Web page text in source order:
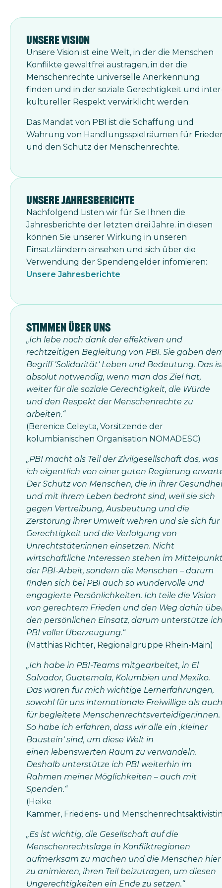
Unsere Vision
Unsere Vision ist eine Welt, in der die Menschen
Konflikte gewaltfrei aus­tragen, in der die
Menschenrechte uni­verselle Anerkennung
finden und in der soziale Gerechtigkeit und
kultureller Respekt verwirklicht werden.
Das Mandat von PBI ist die Schaffung und
Wahrung von Handlungsspiel­räumen für
und den Schutz der Menschenrechte.
Unsere Jahresberichte
Nachfolgend Listen wir für Sie Ihnen die
Jahresberichte der letzten drei Jahre. in diesen
können Sie unserer Wirkung in unseren
Einsatzländern einsehen und sich über die
Verwendung der Spendengelder infomieren:
Unsere Jahresberichte
Stimmen über uns
„Ich lebe noch dank der effektiven und
rechtzeitigen Begleitung von PBI. Sie gaben
Begriff ‘Solidarität‘ Leben und Bedeutung. Das
absolut notwendig, wenn man das Ziel hat,
weiter für die soziale Gerechtigkeit, die Würde
und den Respekt der Menschenrechte zu
arbeiten.“
(Berenice Celeyta, Vorsitzende der
kolumbianischen Organisation NOMADESC)
„PBI macht als Teil der Zivilgesellschaft das, was
ich eigentlich von einer guten Regierung
Der Schutz von Menschen, die in ihrer
und mit ihrem Leben bedroht sind, weil sie sich
gegen Vertreibung, Ausbeutung und die
Zerstörung ihrer Umwelt wehren und sie sich für
Gerechtigkeit und die Verfolgung von
Unrechtstäter:innen einsetzen. Nicht
wirtschaftliche Interessen stehen im
der PBI-Arbeit, sondern die Menschen – darum
finden sich bei PBI auch so wundervolle und
engagierte Persönlichkeiten. Ich teile die Vision
von gerechtem Frieden und den Weg dahin
den persönlichen Einsatz, darum unterstütze ich
PBI voller Überzeugung.“
(Matthias Richter, Regionalgruppe Rhein-Main)
„Ich habe in PBI-Teams mitgearbeitet, in El
Salvador, Guatemala, Kolumbien und Mexiko.
Das waren für mich wichtige Lernerfahrungen,
sowohl für uns internationale Freiwillige als auch
für begleitete Menschenrechtsverteidiger:innen.
So habe ich erfahren, dass wir alle ein ‚kleiner
Baustein‘ sind, um diese Welt in
einen lebenswerten Raum zu verwandeln.
Deshalb unterstütze ich PBI weiterhin im
Rahmen meiner Möglichkeiten – auch mit
Spenden.“
(Heike
Kammer, Friedens- und
„Es ist wichtig, die Gesellschaft auf die
Menschenrechtslage in Konfliktregionen
aufmerksam zu machen und die Menschen hier
zu animieren, ihren Teil beizutragen, um diesen
Ungerechtigkeiten ein Ende zu setzen.“